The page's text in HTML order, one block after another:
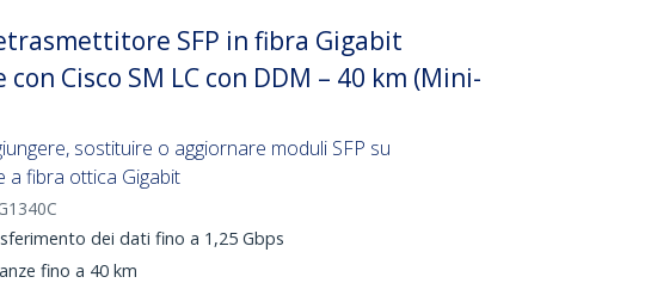
SFP in fibra Gigabit
Cisco SM LC con DDM – 40 km (Mini-
sostituire o aggiornare moduli SFP su
a fibra ottica Gigabit
dei dati fino a 1,25 Gbps
fino a 40 km